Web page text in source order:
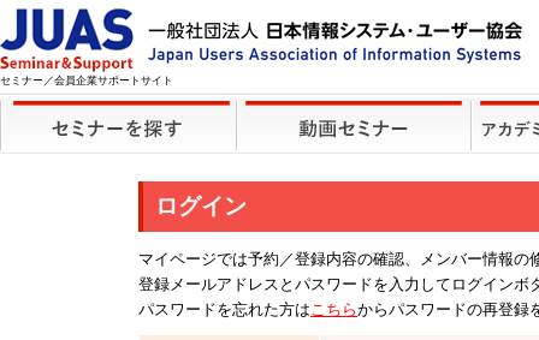
セミナー／会員企業サポートサイト
ログイン
マイページでは予約／登録内容の確認、メンバー情報の
登録メールアドレスとパスワードを入力してログインボ
パスワードを忘れた方はこちらからパスワードの再登録